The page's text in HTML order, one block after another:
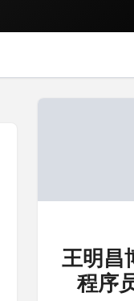
王明昌
程序